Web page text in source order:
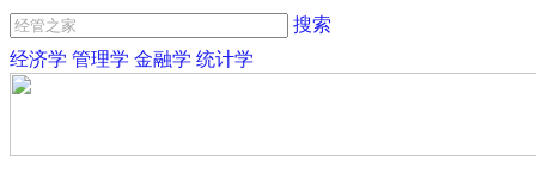
搜索
经济学 管理学 金融学 统计学